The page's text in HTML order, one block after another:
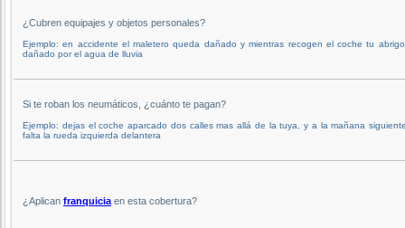
¿Cubren equipajes y objetos personales?
Ejemplo: en accidente el maletero queda dañado y mientras recogen el coche tu
dañado por el agua de lluvia
Si te roban los neumáticos, ¿cuánto te pagan?
Ejemplo: dejas el coche aparcado dos calles mas allá de la tuya, y a la mañana
falta la rueda izquierda delantera
¿Aplican franquicia en esta cobertura?